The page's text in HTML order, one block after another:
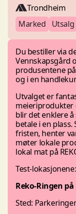
Trondheim
Marked
Utsalg
Du bestiller via
Vennskapsgård
produsentene
og i en
Utvalget er
meieriprodukter
blir det enklere å
betale i en
fristen, henter
møter lokale
lokal mat på
Test-lokasjonene:
Reko-Ringen
Sted: